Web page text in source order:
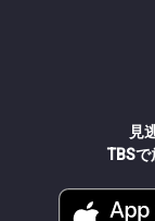
見
TBS